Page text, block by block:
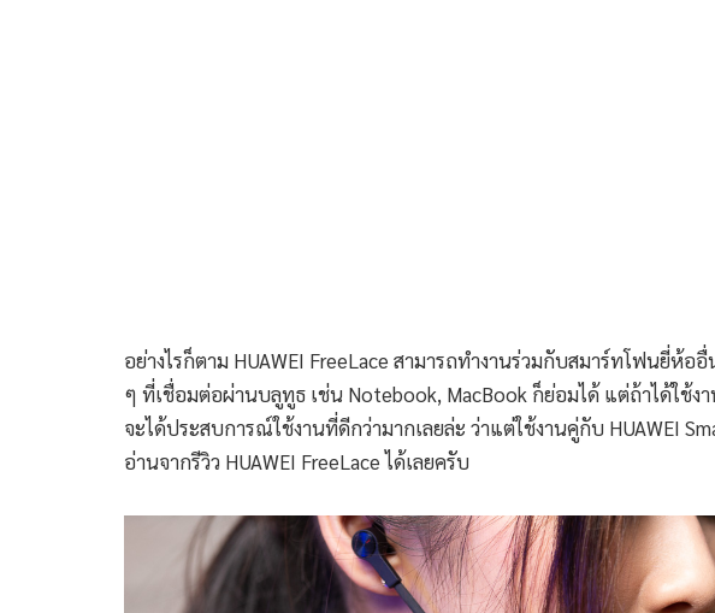
อย่างไรก็ตาม HUAWEI FreeLace สามารถทำงานร่วมกับสมาร์ทโฟนยี่ห้
ๆ ที่เชื่อมต่อผ่านบลูทูธ เช่น Notebook, MacBook ก็ย่อมได้ แต่ถ้าได้ใช้ง
จะได้ประสบการณ์ใช้งานที่ดีกว่ามากเลยล่ะ ว่าแต่ใช้งานคู่กับ HUAWEI
อ่านจากรีวิว HUAWEI FreeLace ได้เลยครับ